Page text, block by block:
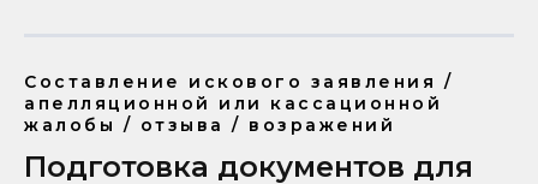
Составление искового заявления /
апелляционной или кассационной
жалобы / отзыва / возражений
Подготовка документов для